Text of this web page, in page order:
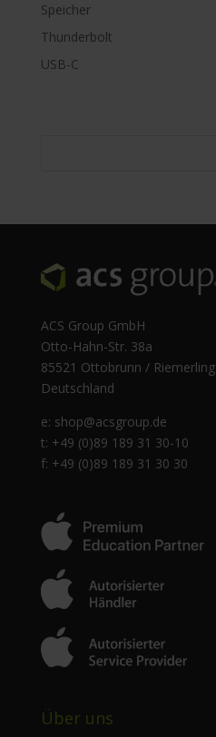
Speicher
Thunderbolt
USB-C
ACS Group GmbH
Otto-Hahn-Str. 38a
85521 Ottobrunn / Riemerling
Deutschland
e: shop@acsgroup.de
t: +49 (0)89 189 31 30-10
f: +49 (0)89 189 31 30 30
Über uns